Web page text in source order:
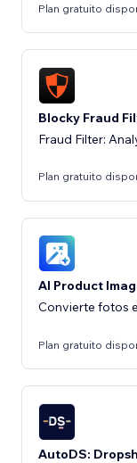
Plan gratuito
Blocky Fraud
Fraud Filter:
Plan gratuito
AI Product
Convierte fotos
Plan gratuito
AutoDS: